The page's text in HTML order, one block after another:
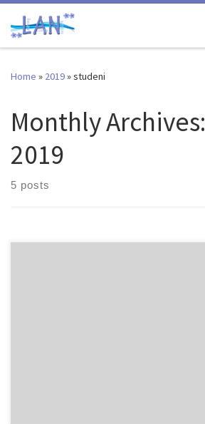
Skip to content
Home » 2019»studeni
Monthly Archives:
2019
5 posts